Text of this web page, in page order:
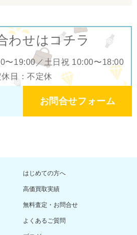
わせはコチラ
〜19:00／土日祝 10:00〜18:00
休日：不定休
お問合せフォーム
はじめての方へ
高価買取実績
無料査定・お問合せ
よくあるご質問